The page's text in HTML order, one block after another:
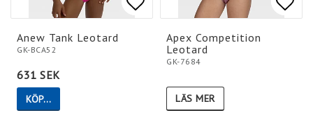
Lägg till i favoritlistan
Lägg till i favoritlistan
Anew Tank Leotard
GK-BCA52
631 SEK
KÖP…
Apex Competition
Leotard
GK-7684
LÄS MER